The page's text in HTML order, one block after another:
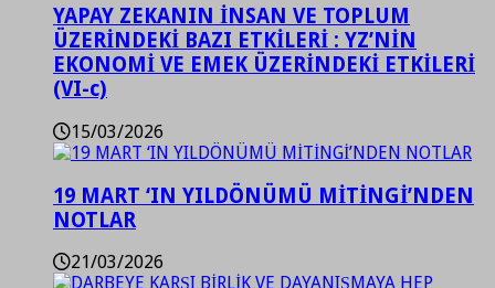
YAPAY ZEKANIN İNSAN VE TOPLUM
ÜZERİNDEKİ BAZI ETKİLERİ : YZ’NİN
EKONOMİ VE EMEK ÜZERİNDEKİ ETKİLERİ
(VI-c)
15/03/2026
19 MART ‘IN YILDÖNÜMÜ MİTİNGİ’NDEN
NOTLAR
21/03/2026